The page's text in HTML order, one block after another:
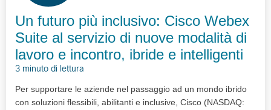
Un futuro più inclusivo: Cisco Webex
Suite al servizio di nuove modalità di
lavoro e incontro, ibride e intelligenti
3 minuto di lettura
Per supportare le aziende nel passaggio ad un mondo ibrido
con soluzioni flessibili, abilitanti e inclusive, Cisco (NASDAQ: